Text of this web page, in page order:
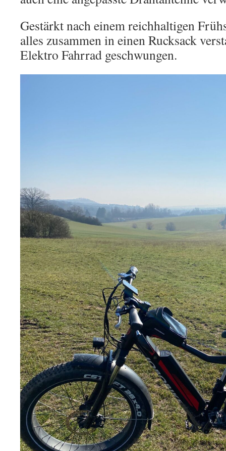
Gestärkt nach einem reichhaltigen
alles zusammen in einen Rucksack
Elektro Fahrrad geschwungen.